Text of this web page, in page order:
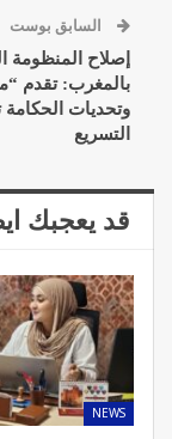
السابق بوست
إصلاح المنظومة
بالمغرب: تقدم
وتحديات الحكامة
التسريع
قد يعجبك
NEWS